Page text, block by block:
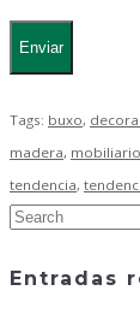
Tags: buxo,
madera, mobiliario
tendencia,
Entradas